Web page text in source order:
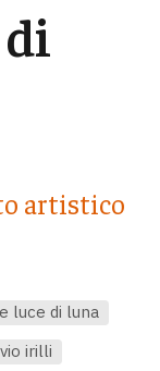
artistico
luce di luna
irilli